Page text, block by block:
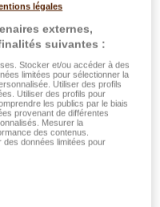
légales
externes,
suivantes :
Stocker et/ou accéder à des
limitées pour sélectionner la
Utiliser des profils
Utiliser des profils pour
les publics par le biais
provenant de différentes
Mesurer la
des contenus.
des données limitées pour